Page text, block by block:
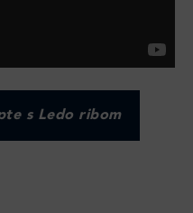
s Ledo ribom